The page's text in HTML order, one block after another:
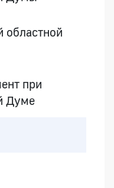
областной
при
Думе